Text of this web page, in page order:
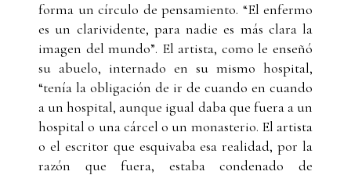
forma un círculo de pensamiento. “El enfermo
es un clarividente, para nadie es más clara la
imagen del mundo”. El artista, como le enseñó
su abuelo, internado en su mismo hospital,
“tenía la obligación de ir de cuando en cuando
a un hospital, aunque igual daba que fuera a un
hospital o una cárcel o un monasterio. El artista
o el escritor que esquivaba esa realidad, por la
razón que fuera, estaba condenado de